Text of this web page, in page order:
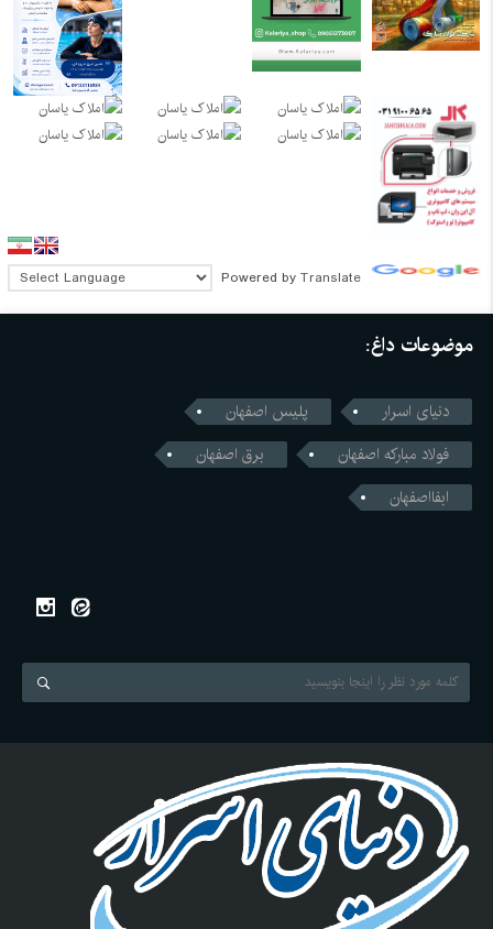
Powered by Translate
موضوعات داغ:
دنیای اسرار
پلیس اصفهان
فولاد مبارکه اصفهان
برق اصفهان
ابفااصفهان